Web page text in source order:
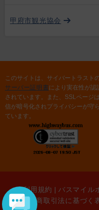
甲府市観光協会
このサイトは、サイバートラスト
サーバー証明書により実在性が認
されています。また、SSLページ
信が暗号化されプライバシーが守
ています。
ご利用規約 | バスマイル
特定商取引法に基づく